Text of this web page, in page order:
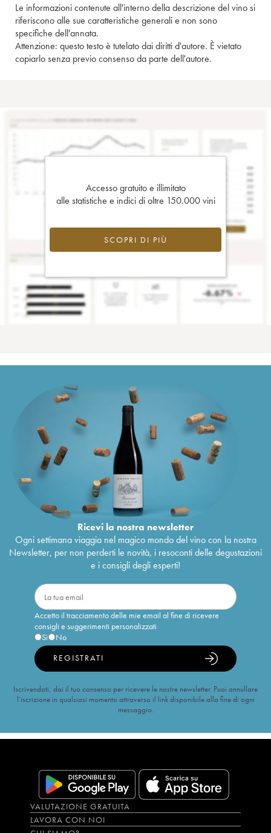
Le informazioni contenute all'interno della descrizione del vino si
riferiscono alle sue caratteristiche generali e non sono
specifiche dell'annata.
Attenzione: questo testo è tutelato dai diritti d'autore. È vietato
copiarlo senza previo consenso da parte dell'autore.
Accesso gratuito e illimitato
alle statistiche e indici di oltre 150.000 vini
SCOPRI DI PIÙ
Ricevi la nostra newsletter
Ogni settimana viaggia nel magico mondo del vino con la nostra
Newsletter, per non perderti le novità, i resoconti delle degustazioni
e i consigli degli esperti!
Accetto il tracciamento delle mie email al fine di ricevere
consigli e suggerimenti personalizzati
Sì
No
REGISTRATI
Iscrivendoti, dai il tuo consenso per ricevere le nostre newsletter. Puoi annullare
l’iscrizione in qualsiasi momento attraverso il link disponibile alla fine di ogni
messaggio.
VALUTAZIONE GRATUITA
LAVORA CON NOI